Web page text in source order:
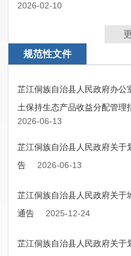
2026-02-10
规范性文件
芷江侗族自治县人民政府办公
土保持生态产品收益分配管理
2026-06-13
芷江侗族自治县人民政府关于
告
2026-06-13
芷江侗族自治县人民政府关于
通告
2025-12-24
芷江侗族自治县人民政府关于